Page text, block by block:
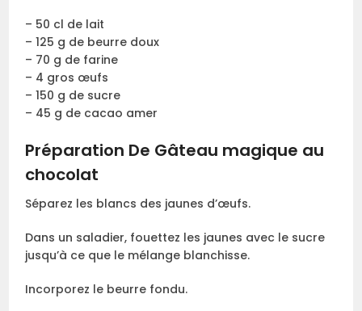
– 50 cl de lait
– 125 g de beurre doux
– 70 g de farine
– 4 gros œufs
– 150 g de sucre
– 45 g de cacao amer
Préparation De Gâteau magique au
chocolat
Séparez les blancs des jaunes d’œufs.
Dans un saladier, fouettez les jaunes avec le sucre
jusqu’à ce que le mélange blanchisse.
Incorporez le beurre fondu.